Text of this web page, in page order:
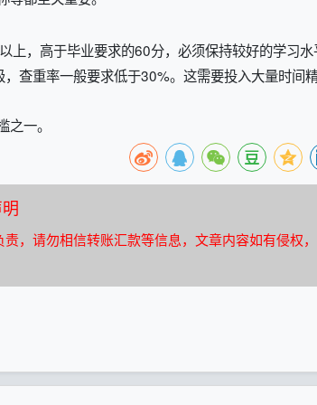
，高于毕业要求的60分，必须保持较好的学习水
查重率一般要求低于30%。这需要投入大量时间
一。
，请勿相信转账汇款等信息，文章内容如有侵权